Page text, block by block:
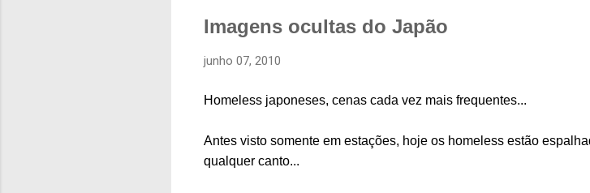
Imagens ocultas do Japão
junho 07, 2010
Homeless japoneses, cenas cada vez mais frequentes...
Antes visto somente em estações, hoje os homeless estão
qualquer canto...